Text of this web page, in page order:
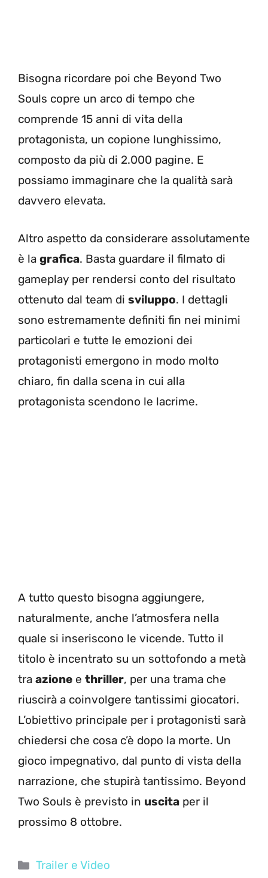
Bisogna ricordare poi che Beyond Two
Souls copre un arco di tempo che
comprende 15 anni di vita della
protagonista, un copione lunghissimo,
composto da più di 2.000 pagine. E
possiamo immaginare che la qualità sarà
davvero elevata.
Altro aspetto da considerare assolutamente
è la grafica. Basta guardare il filmato di
gameplay per rendersi conto del risultato
ottenuto dal team di sviluppo. I dettagli
sono estremamente definiti fin nei minimi
particolari e tutte le emozioni dei
protagonisti emergono in modo molto
chiaro, fin dalla scena in cui alla
protagonista scendono le lacrime.
A tutto questo bisogna aggiungere,
naturalmente, anche l’atmosfera nella
quale si inseriscono le vicende. Tutto il
titolo è incentrato su un sottofondo a metà
tra azione e thriller, per una trama che
riuscirà a coinvolgere tantissimi giocatori.
L’obiettivo principale per i protagonisti sarà
chiedersi che cosa c’è dopo la morte. Un
gioco impegnativo, dal punto di vista della
narrazione, che stupirà tantissimo. Beyond
Two Souls è previsto in uscita per il
prossimo 8 ottobre.
Categorie
Trailer e Video